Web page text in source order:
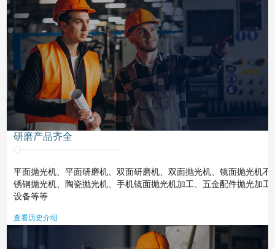
研磨产品齐全
平面抛光机、平面研磨机、双面研磨机、双面抛光机、镜面抛光机不
锈钢抛光机、陶瓷抛光机、手机镜面抛光机加工、五金配件抛光加工
设备等等
查看历史介绍